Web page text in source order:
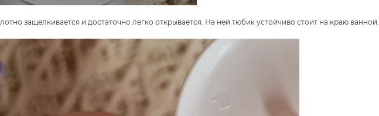
защелкивается и достаточно легко открывается. На ней тюбик устойчиво стоит на краю ванной.